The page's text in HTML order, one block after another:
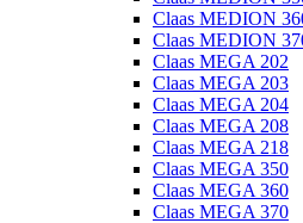
Claas MEDION
Claas MEDION
Claas MEGA 202
Claas MEGA 203
Claas MEGA 204
Claas MEGA 208
Claas MEGA 218
Claas MEGA 350
Claas MEGA 360
Claas MEGA 370